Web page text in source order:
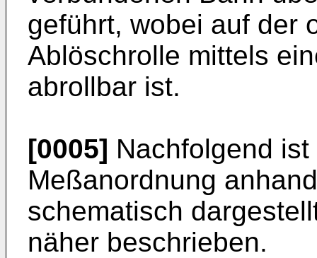
geführt, wo­bei auf der
Ablöschrolle mittels
abrollbar ist.
[0005] Nachfolgend
Meßanordnung
schematisch
näher beschrieben.